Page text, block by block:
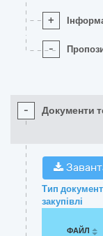
+
-
- Документи
Тип
закупівлі
ФАЙЛ